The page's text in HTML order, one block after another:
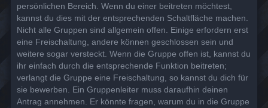
persönlichen Bereich. Wenn du einer beitreten möchtest,
kannst du dies mit der entsprechenden Schaltfläche machen.
Nicht alle Gruppen sind allgemein offen. Einige erfordern erst
eine Freischaltung, andere können geschlossen sein und
weitere sogar versteckt. Wenn die Gruppe offen ist, kannst du
ihr einfach durch die entsprechende Funktion beitreten;
verlangt die Gruppe eine Freischaltung, so kannst du dich für
sie bewerben. Ein Gruppenleiter muss daraufhin deinen
Antrag annehmen. Er könnte fragen, warum du in die Gruppe